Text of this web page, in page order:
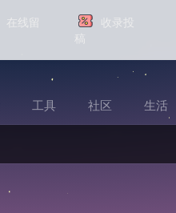
在线留
收录投
稿
工具 社区 生活